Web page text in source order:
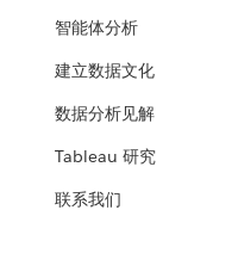
智能体分析
建立数据文化
数据分析见解
Tableau 研究
联系我们